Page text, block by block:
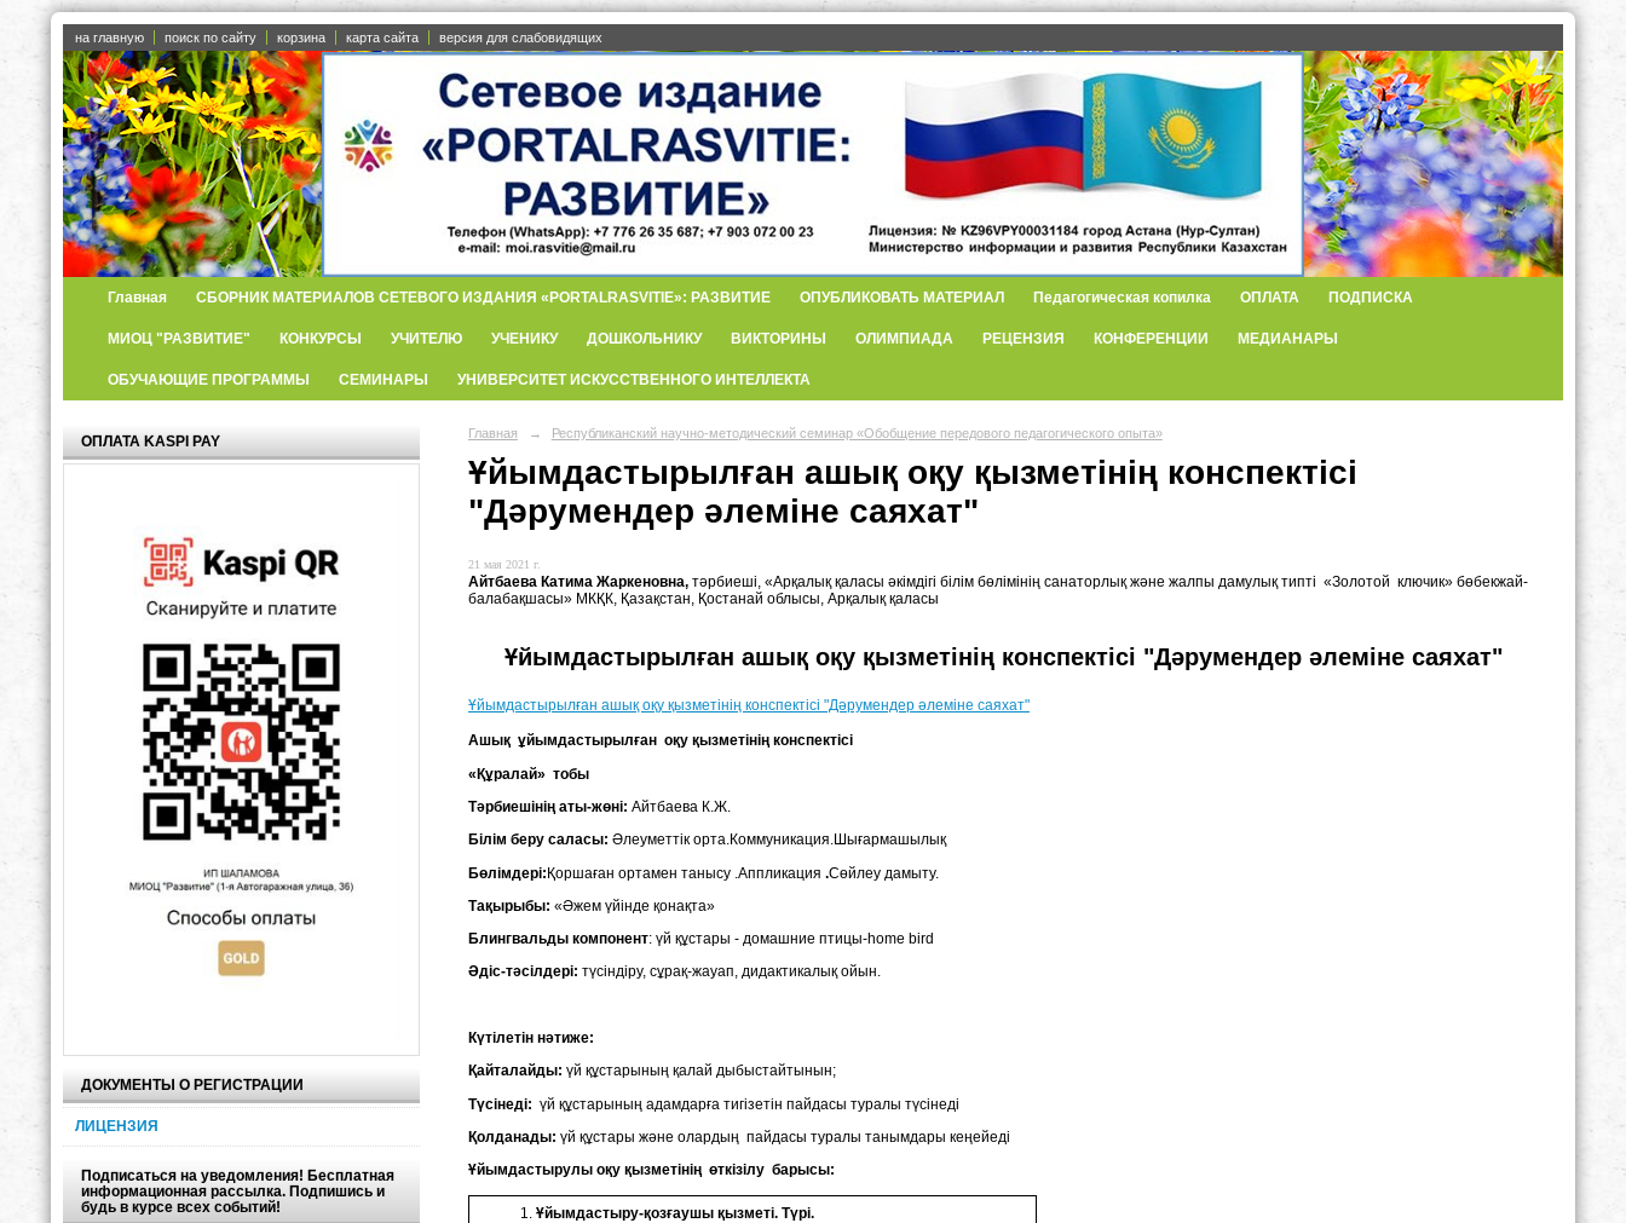
на главную поиск по сайту корзина карта сайта версия для слабовидящих
Главная СБОРНИК МАТЕРИАЛОВ СЕТЕВОГО ИЗДАНИЯ «PORTALRASVITIE»: РАЗВИТИЕ ОПУБЛИКОВАТЬ МАТЕРИАЛ Педагогическая копилка ОПЛАТА ПОДПИСКА
МИОЦ "РАЗВИТИЕ" КОНКУРСЫ УЧИТЕЛЮ УЧЕНИКУ ДОШКОЛЬНИКУ ВИКТОРИНЫ ОЛИМПИАДА РЕЦЕНЗИЯ КОНФЕРЕНЦИИ МЕДИАНАРЫ
ОБУЧАЮЩИЕ ПРОГРАММЫ СЕМИНАРЫ УНИВЕРСИТЕТ ИСКУССТВЕННОГО ИНТЕЛЛЕКТА
ОПЛАТА KASPI PAY
ДОКУМЕНТЫ О РЕГИСТРАЦИИ
ЛИЦЕНЗИЯ
Подписаться на уведомления! Бесплатная
информационная рассылка. Подпишись и
будь в курсе всех событий!
Главная → Республиканский научно-методический семинар «Обобщение передового педагогического опыта»
Ұйымдастырылған ашық оқу қызметінің конспектісі
"Дәрумендер әлеміне саяхат"
21 мая 2021 г.
Айтбаева Катима Жаркеновна, тәрбиеші, «Арқалық қаласы әкімдігі білім бөлімінің санаторлық және жалпы дамулық типті «Золотой ключик» бөбекжай-
балабақшасы» МКҚК, Қазақстан, Қостанай облысы, Арқалық қаласы
Ұйымдастырылған ашық оқу қызметінің конспектісі "Дәрумендер әлеміне саяхат"
Ұйымдастырылған ашық оқу қызметінің конспектісі "Дәрумендер әлеміне саяхат"
Ашық ұйымдастырылған оқу қызметінің конспектісі
«Құралай» тобы
Тәрбиешінің аты-жөні: Айтбаева К.Ж.
Білім беру саласы: Әлеуметтік орта.Коммуникация.Шығармашылық
Бөлімдері:Қоршаған ортамен танысу .Аппликация .Сөйлеу дамыту.
Тақырыбы: «Әжем үйінде қонақта»
Блингвальды компонент: үй құстары - домашние птицы-home bird
Әдіс-тәсілдері: түсіндіру, сұрақ-жауап, дидактикалық ойын.
Күтілетін нәтиже:
Қайталайды: үй құстарының қалай дыбыстайтынын;
Түсінеді: үй құстарының адамдарға тигізетін пайдасы туралы түсінеді
Қолданады: үй құстары және олардың пайдасы туралы танымдары кеңейеді
Ұйымдастырулы оқу қызметінің өткізілу барысы:
Ұйымдастыру-қозғаушы қызметі. Түрі.